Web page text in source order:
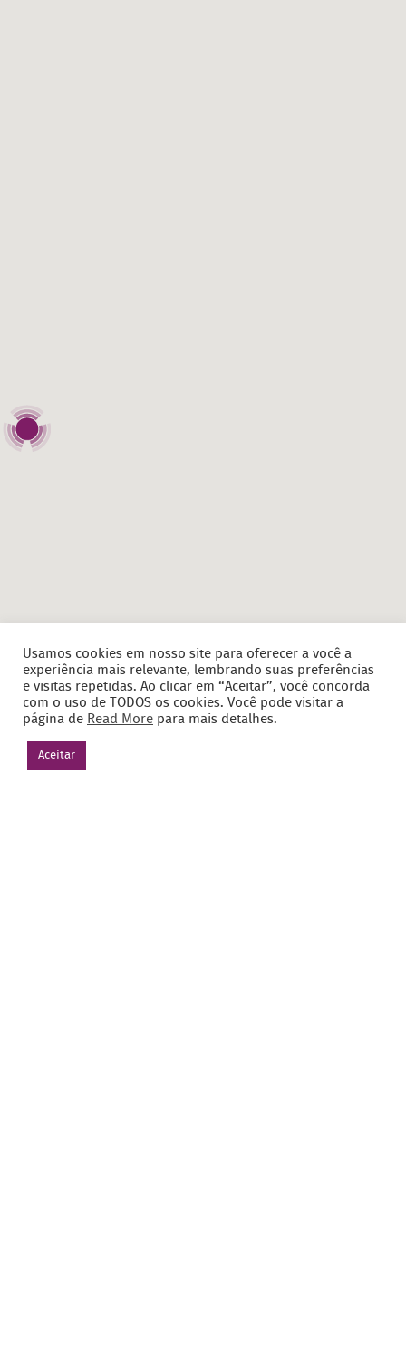
Usamos cookies em nosso site para oferecer a você a
experiência mais relevante, lembrando suas preferências
e visitas repetidas. Ao clicar em “Aceitar”, você concorda
com o uso de TODOS os cookies. Você pode visitar a
página de Read More para mais detalhes.
Aceitar